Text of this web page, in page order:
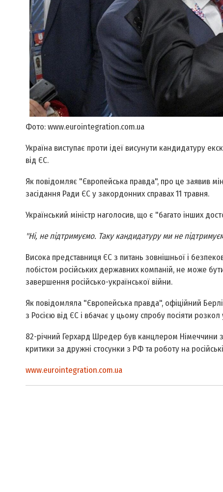
Фото: www.eurointegration.com.ua
Україна виступає проти ідеї висунути кандидатуру
від ЄС.
Як повідомляє "Європейська правда", про це заявив
засідання Ради ЄС у закордонних справах 11 травня.
Український міністр наголосив, що є "багато інших
"Ні, не підтримуємо. Таку кандидатуру ми не
Висока представниця ЄС з питань зовнішньої і
лобістом російських державних компаній, не може
завершення російсько-української війни.
Як повідомляла "Європейська правда", офіційний
з Росією від ЄС і вбачає у цьому спробу посіяти
82-річний Герхард Шредер був канцлером Німеччини
критики за дружні стосунки з РФ та роботу на
www.eurointegration.com.ua